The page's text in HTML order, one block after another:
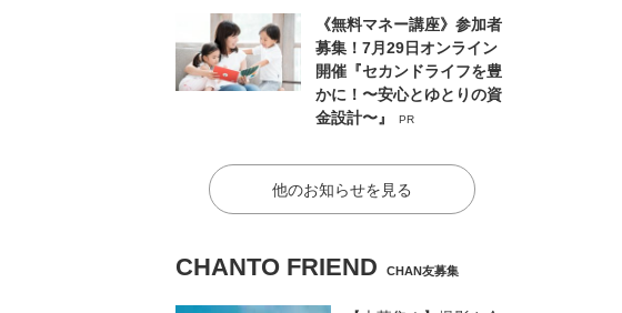
《無料マネー講座》参加者
募集！7月29日オンライン
開催『セカンドライフを豊
かに！〜安心とゆとりの資
金設計〜』
PR
他のお知らせを見る
CHANTO FRIEND CHAN友募集